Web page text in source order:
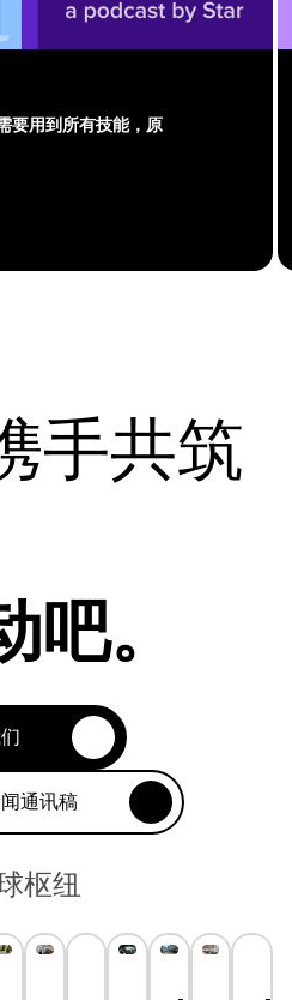
要用到所有技能，原
手共筑
吧。
闻通讯稿
枢纽